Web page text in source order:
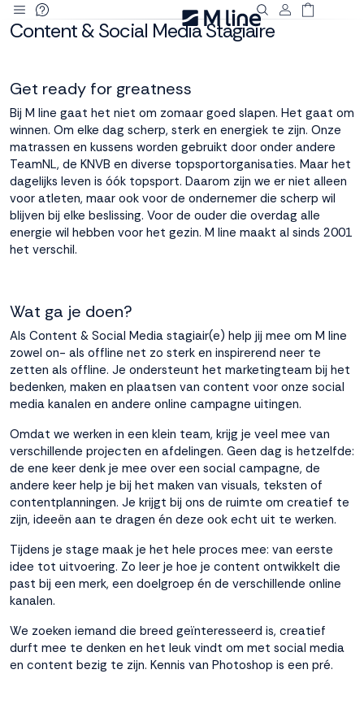
Deze site
cookies
M line plaatst
functionele,
analytische en
marketing cookies.
Dankzij functionele
cookies werkt de
website goed, terwijl
om de website te
verbeteren. Via de
marketing cookies
kunnen we jouw
interactie met ons
binnen en buiten
onze website te
volgen. Dat doen we
legitiem en belangrijk,
anoniem. Meer
weten? Lees Bekijk
dit overzichtvoor
alle
cookieinstellingen en
lees hier onze privacy
policy. Door te
accepteren geef je
toestemming voor
cookies. Kies je voor
Weigeren? Dan
plaatsen we alleen
Content & Social Media Stagiaire
Get ready for greatness
Bij M line gaat het niet om zomaar goed slapen. Het gaat om
winnen. Om elke dag scherp, sterk en energiek te zijn. Onze
matrassen en kussens worden gebruikt door onder andere
TeamNL, de KNVB en diverse topsportorganisaties. Maar het
dagelijks leven is óók topsport. Daarom zijn we er niet alleen
voor atleten, maar ook voor de ondernemer die scherp wil
blijven bij elke beslissing. Voor de ouder die overdag alle
energie wil hebben voor het gezin. M line maakt al sinds 2001
het verschil.
Wat ga je doen?
Als Content & Social Media stagiair(e) help jij mee om M line
zowel on- als offline net zo sterk en inspirerend neer te
zetten als offline. Je ondersteunt het marketingteam bij het
bedenken, maken en plaatsen van content voor onze social
media kanalen en andere online campagne uitingen.
Omdat we werken in een klein team, krijg je veel mee van
verschillende projecten en afdelingen. Geen dag is hetzelfde:
de ene keer denk je mee over een social campagne, de
andere keer help je bij het maken van visuals, teksten of
contentplanningen. Je krijgt bij ons de ruimte om creatief te
zijn, ideeën aan te dragen én deze ook echt uit te werken.
Tijdens je stage maak je het hele proces mee: van eerste
idee tot uitvoering. Zo leer je hoe je content ontwikkelt die
past bij een merk, een doelgroep én de verschillende online
kanalen.
We zoeken iemand die breed geïnteresseerd is, creatief
durft mee te denken en het leuk vindt om met social media
en content bezig te zijn. Kennis van Photoshop is een pré.